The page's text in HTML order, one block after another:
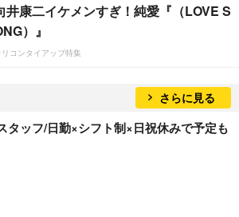
井康二イケメンすぎ！純愛『（LOVE S
）』
リコンタイアップ特集
さらに見る
タッフ/日勤×シフト制×日祝休みで予定も